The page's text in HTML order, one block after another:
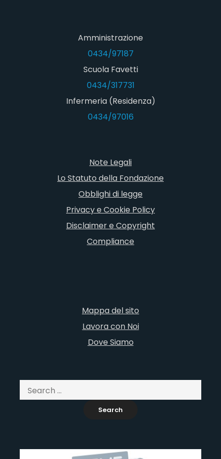
Amministrazione
0434/97187
Scuola Favetti
0434/317731
Infermeria (Residenza)
0434/97016
Note Legali
Lo Statuto della Fondazione
Obblighi di legge
Privacy e Cookie Policy
Disclaimer e Copyright
Compliance
Mappa del sito
Lavora con Noi
Dove Siamo